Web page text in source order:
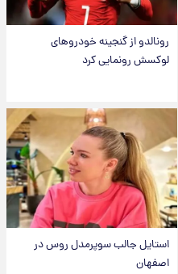
رونالدو از گنجینه خودروهای
لوکسش رونمایی کرد
استایل جالب سوپرمدل روس در
اصفهان